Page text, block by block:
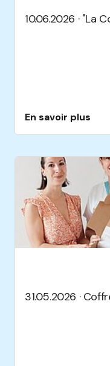
10.06.2026 · "La
En savoir plus
31.05.2026 ·